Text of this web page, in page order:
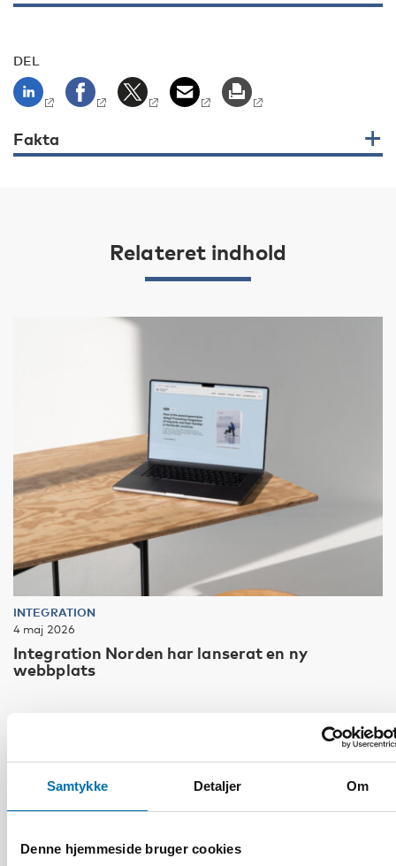
Samtykke Detaljer Om
Denne hjemmeside bruger cookies
DEL
Fakta
Relateret indhold
INTEGRATION
4 maj 2026
Integration Norden har lanserat en ny
webbplats